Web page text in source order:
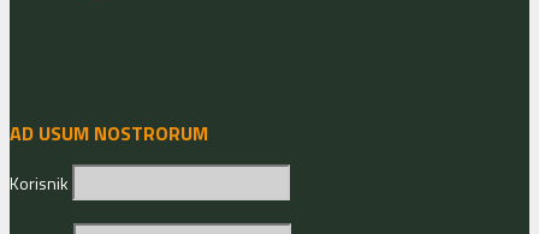
AD USUM NOSTRORUM
Korisnik